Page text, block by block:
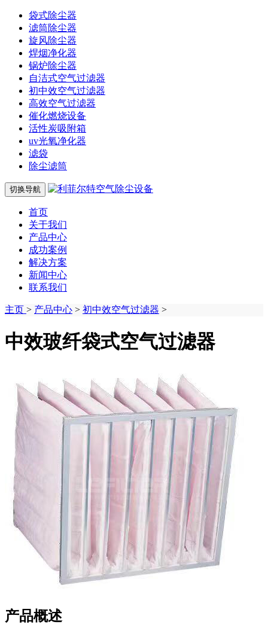
袋式除尘器
滤筒除尘器
旋风除尘器
焊烟净化器
锅炉除尘器
自洁式空气过滤器
初中效空气过滤器
高效空气过滤器
催化燃烧设备
活性炭吸附箱
uv光氧净化器
滤袋
除尘滤筒
切换导航
首页
关于我们
产品中心
成功案例
解决方案
新闻中心
联系我们
主页 > 产品中心 > 初中效空气过滤器 >
中效玻纤袋式空气过滤器
产品概述